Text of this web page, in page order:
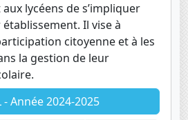
lycéens de s’impliquer
Il vise à
citoyenne et à les
la gestion de leur
- Année 2024-2025